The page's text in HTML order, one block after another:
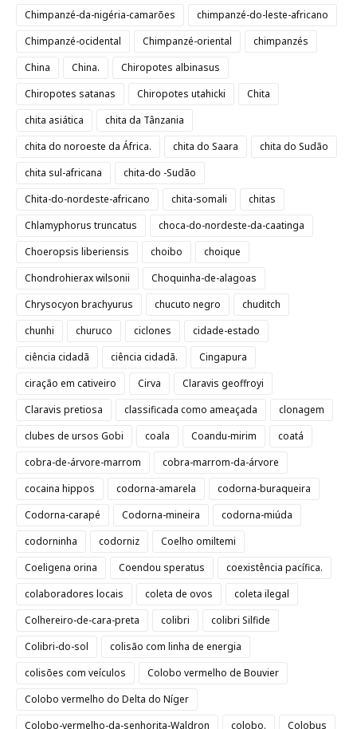
Chimpanzé-da-nigéria-camarões
chimpanzé-do-leste-africano
Chimpanzé-ocidental
Chimpanzé-oriental
chimpanzés
China
China.
Chiropotes albinasus
Chiropotes satanas
Chiropotes utahicki
Chita
chita asiática
chita da Tânzania
chita do noroeste da África.
chita do Saara
chita do Sudão
chita sul-africana
chita-do -Sudão
Chita-do-nordeste-africano
chita-somali
chitas
Chlamyphorus truncatus
choca-do-nordeste-da-caatinga
Choeropsis liberiensis
choibo
choique
Chondrohierax wilsonii
Choquinha-de-alagoas
Chrysocyon brachyurus
chucuto negro
chuditch
chunhi
churuco ciclones
cidade-estado
ciência cidadã
ciência cidadã.
Cingapura
ciração em cativeiro
Cirva
Claravis geoffroyi
Claravis pretiosa
classificada como ameaçada
clonagem
clubes de ursos Gobi
coala Coandu-mirim
coatá
cobra-de-árvore-marrom
cobra-marrom-da-árvore
cocaina hippos
codorna-amarela
codorna-buraqueira
Codorna-carapé
Codorna-mineira
codorna-miúda
codorninha
codorniz
Coelho omiltemi
Coeligena orina
Coendou speratus
coexistência pacífica.
colaboradores locais
coleta de ovos
coleta ilegal
Colhereiro-de-cara-preta
colibri
colibri Silfide
Colibri-do-sol
colisão com linha de energia
colisões com veículos
Colobo vermelho de Bouvier
Colobo vermelho do Delta do Níger
Colobo-vermelho-da-senhorita-Waldron
colobo.
Colobus